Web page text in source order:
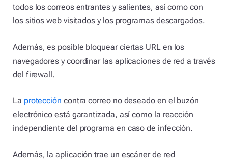
todos los correos entrantes y salientes, así como con
los sitios web visitados y los programas descargados.
Además, es posible bloquear ciertas URL en los
navegadores y coordinar las aplicaciones de red a través
del firewall.
La protección contra correo no deseado en el buzón
electrónico está garantizada, así como la reacción
independiente del programa en caso de infección.
Además, la aplicación trae un escáner de red